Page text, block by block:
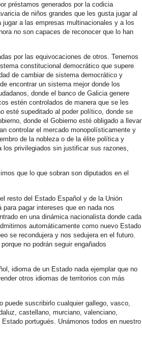
préstamos generados por la codicia
de niños grandes que les gusta jugar al
a las empresas multinacionales y a los
no son capaces de reconocer que lo han
por las equivocaciones de otros. Tenemos
constitucional democrático que supere
de cambiar de sistema democrático y
encontrar un sistema mejor donde los
donde el banco de Galicia genere
estén controlados de manera que se les
esté supeditado al poder político, donde se
donde el Gobierno esté obligado a llevar
controlar el mercado monopolísticamente y
de la nobleza o de la élite política y
los privilegiados sin justificar sus razones,
que lo que sobran son diputados en el
resto del Estado Español y de la Unión
pagar intereses que en nada nos
en una dinámica nacionalista donde cada
automáticamente como nuevo Estado
se recondujera y nos sedujera en el futuro.
no podrán seguir engañados
idioma de un Estado nada ejemplar que no
otros idiomas de territorios con más
puede suscribirlo cualquier gallego, vasco,
castellano, murciano, valenciano,
portugués. Unámonos todos en nuestro